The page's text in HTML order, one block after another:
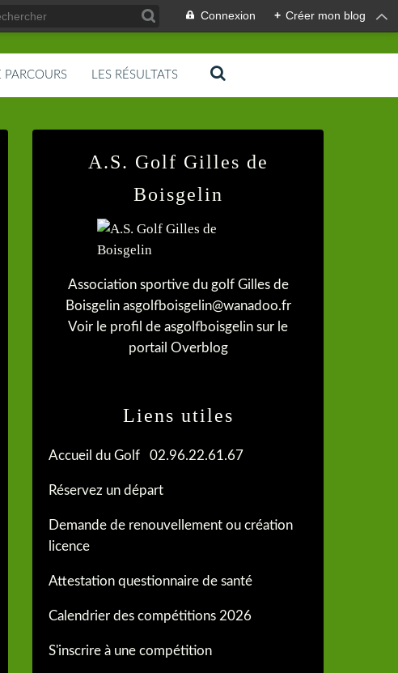
Connexion + Créer mon blog
PARCOURS LES RÉSULTATS
A.S. Golf Gilles de
Boisgelin
Association sportive du golf Gilles de
Boisgelin asgolfboisgelin@wanadoo.fr
Voir le profil de asgolfboisgelin sur le
portail Overblog
Liens utiles
Accueil du Golf 02.96.22.61.67
Réservez un départ
Demande de renouvellement ou création
licence
Attestation questionnaire de santé
Calendrier des compétitions 2026
S'inscrire à une compétition